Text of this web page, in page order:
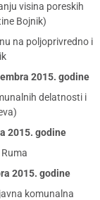
visina poreskih
Bojnik)
na poljoprivredno i
2015. godine
delatnosti i
2015. godine
2015. godine
komunalna